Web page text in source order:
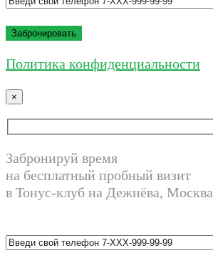
Политика конфиденциальности
×
Забронируй время
на бесплатный пробный визит
в Тонус-клуб на Дежнёва, Москва